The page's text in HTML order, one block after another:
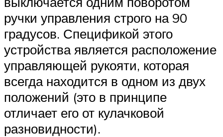
ручки управления строго на 90
градусов. Спецификой этого
устройства является расположение
управляющей рукояти, которая
всегда находится в одном из двух
положений (это в принципе
отличает его от кулачковой
разновидности).